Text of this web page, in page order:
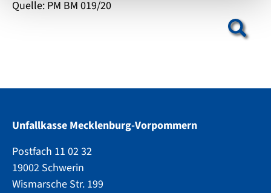
Quelle: PM BM 019/20
Unfallkasse Mecklenburg-Vorpommern
Postfach 11 02 32
19002 Schwerin
Wismarsche Str. 199